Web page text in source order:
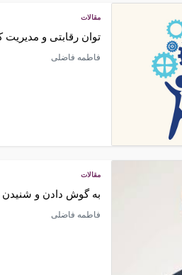
مقالات
توان رقابتی و مدیریت
فاطمه فاضلی
مقالات
به گوش دادن و شنیدن
فاطمه فاضلی